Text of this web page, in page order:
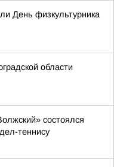
День физкультурника
области
состоялся
теннису